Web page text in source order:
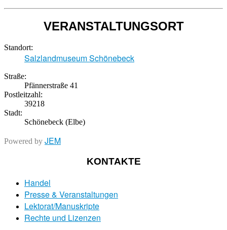
VERANSTALTUNGSORT
Standort:
Salzlandmuseum Schönebeck
Straße:
Pfännerstraße 41
Postleitzahl:
39218
Stadt:
Schönebeck (Elbe)
Powered by JEM
KONTAKTE
Handel
Presse & Veranstaltungen
Lektorat/Manuskripte
Rechte und Lizenzen